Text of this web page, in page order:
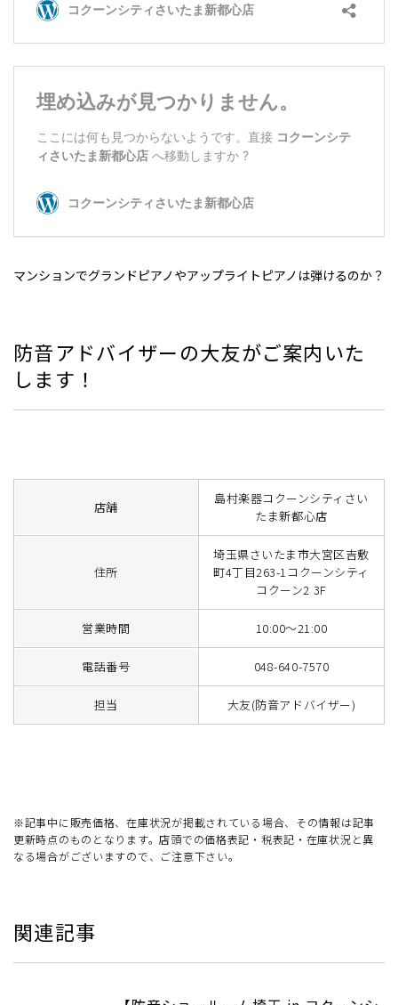
マンションでグランドピアノやアップライトピアノは弾けるのか？
防音アドバイザーの大友がご案内いた
します！
店舗
島村楽器コクーンシティさい
たま新都心店
住所
埼玉県さいたま市大宮区吉敷
町4丁目263-1コクーンシティ
コクーン2 3F
営業時間 10:00～21:00
電話番号 048-640-7570
担当 大友(防音アドバイザー)
※記事中に販売価格、在庫状況が掲載されている場合、その情報は記事
更新時点のものとなります。店頭での価格表記・税表記・在庫状況と異
なる場合がございますので、ご注意下さい。
関連記事